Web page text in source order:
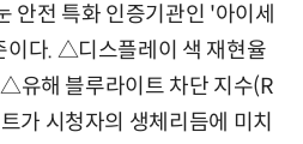
안전 특화 인증기관인 '아이세
이다. △디스플레이 색 재현율
유해 블루라이트 차단 지수(R
가 시청자의 생체리듬에 미치